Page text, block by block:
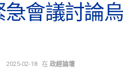
急會議討論
2025-02-18 在 政經論壇